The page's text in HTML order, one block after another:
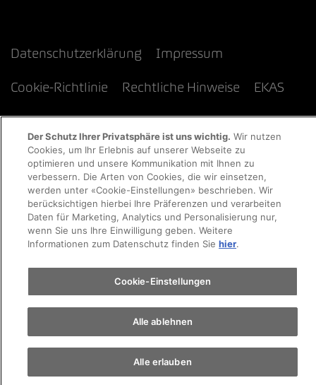
Datenschutzerklärung Impressum
Cookie-Richtlinie Rechtliche Hinweise EKAS
Der Schutz Ihrer Privatsphäre ist uns wichtig. Wir nutzen
Cookies, um Ihr Erlebnis auf unserer Webseite zu
optimieren und unsere Kommunikation mit Ihnen zu
verbessern. Die Arten von Cookies, die wir einsetzen,
werden unter «Cookie-Einstellungen» beschrieben. Wir
berücksichtigen hierbei Ihre Präferenzen und verarbeiten
Daten für Marketing, Analytics und Personalisierung nur,
wenn Sie uns Ihre Einwilligung geben. Weitere
Informationen zum Datenschutz finden Siehier.
Cookie-Einstellungen
Alle ablehnen
Alle erlauben